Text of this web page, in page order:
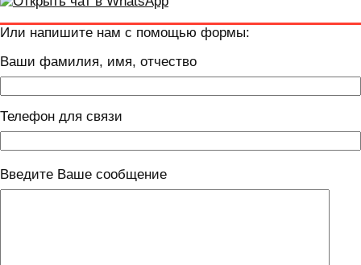
Или напишите нам с помощью формы:
Ваши фамилия, имя, отчество
Телефон для связи
Введите Ваше сообщение